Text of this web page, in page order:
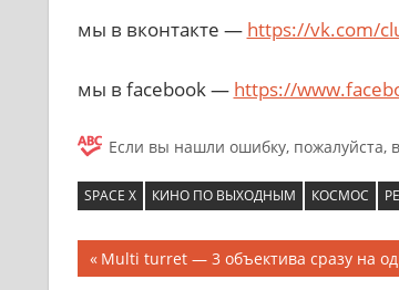
мы в вконтакте — https://vk.com/
мы в facebook — https://
Если вы нашли ошибку, пожалуйста,
SPACE X КИНО ПО ВЫХОДНЫМ КОСМОС
Multi turret — 3 объектива сразу на